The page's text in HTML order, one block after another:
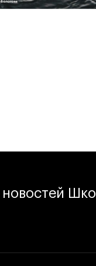
новостей